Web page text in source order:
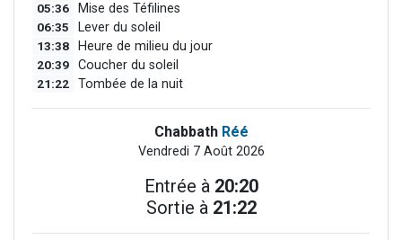
05:36 Mise des Téfilines
06:35 Lever du soleil
13:38 Heure de milieu du jour
20:39 Coucher du soleil
21:22 Tombée de la nuit
Chabbath Réé
Vendredi 7 Août 2026
Entrée à 20:20
Sortie à 21:22